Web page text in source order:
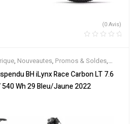
(0 Avis)
, Nouveautes, Promos & Soldes,
ville,Velos Electriques,VTT
BH iLynx Race Carbon LT 7.6
Wh 29 Bleu/Jaune 2022